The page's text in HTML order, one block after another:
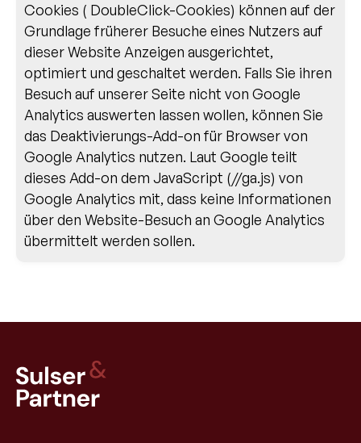
Cookies ( DoubleClick-Cookies) können auf der
Grundlage früherer Besuche eines Nutzers auf
dieser Website Anzeigen ausgerichtet,
optimiert und geschaltet werden. Falls Sie ihren
Besuch auf unserer Seite nicht von Google
Analytics auswerten lassen wollen, können Sie
das Deaktivierungs-Add-on für Browser von
Google Analytics nutzen. Laut Google teilt
dieses Add-on dem JavaScript (//ga.js) von
Google Analytics mit, dass keine Informationen
über den Website-Besuch an Google Analytics
übermittelt werden sollen.